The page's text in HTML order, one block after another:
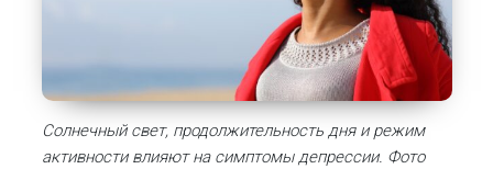
Солнечный свет, продолжительность дня и режим
активности влияют на симптомы депрессии. Фото